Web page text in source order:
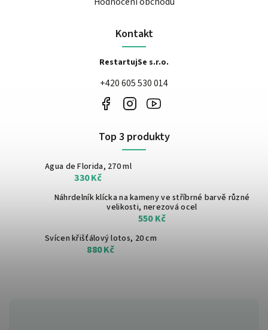
Kontakt
RestartujSe s.r.o.
+420 605 530 014
Top 3 produkty
Agua de Florida, 270 ml
330 Kč
Náhrdelník klícka na kameny ve stříbrné barvě různé
velikosti, nerezová ocel
550 Kč
Svícen křišťálový lotos, 20 cm
880 Kč